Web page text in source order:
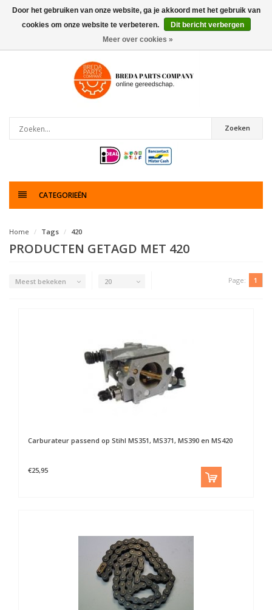
0artikelen
Zoeken
CATEGORIEËN
Home Tags 420
PRODUCTEN GETAGD MET 420
Meest bekeken 20 Page: 1
Carburateur passend op Stihl MS351, MS371, MS390 en MS420
€25,95
Door het gebruiken van onze website, ga je akkoord met het gebruik van
cookies om onze website te verbeteren.
Dit bericht verbergen
Meer over cookies »